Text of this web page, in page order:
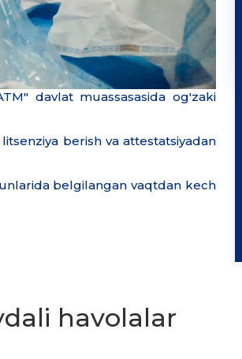
davlat muassasasida og'zaki
berish va attestatsiyadan
belgilangan vaqtdan kech
havolalar